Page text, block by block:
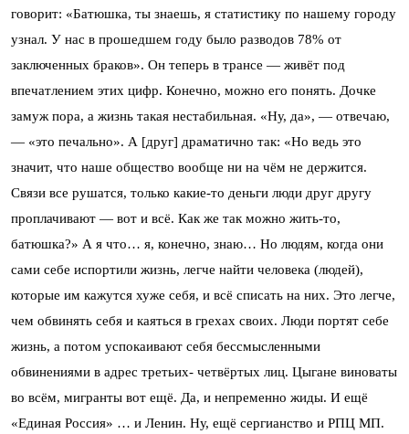
говорит: «Батюшка, ты знаешь, я статистику по нашему городу
узнал. У нас в прошедшем году было разводов 78% от
заключенных браков». Он теперь в трансе — живёт под
впечатлением этих цифр. Конечно, можно его понять. Дочке
замуж пора, а жизнь такая нестабильная. «Ну, да», — отвечаю,
— «это печально». А [друг] драматично так: «Но ведь это
значит, что наше общество вообще ни на чём не держится.
Связи все рушатся, только какие-то деньги люди друг другу
проплачивают — вот и всё. Как же так можно жить-то,
батюшка?» А я что… я, конечно, знаю… Но людям, когда они
сами себе испортили жизнь, легче найти человека (людей),
которые им кажутся хуже себя, и всё списать на них. Это легче,
чем обвинять себя и каяться в грехах своих. Люди портят себе
жизнь, а потом успокаивают себя бессмысленными
обвинениями в адрес третьих- четвёртых лиц. Цыгане виноваты
во всём, мигранты вот ещё. Да, и непременно жиды. И ещё
«Единая Россия» … и Ленин. Ну, ещё сергианство и РПЦ МП.